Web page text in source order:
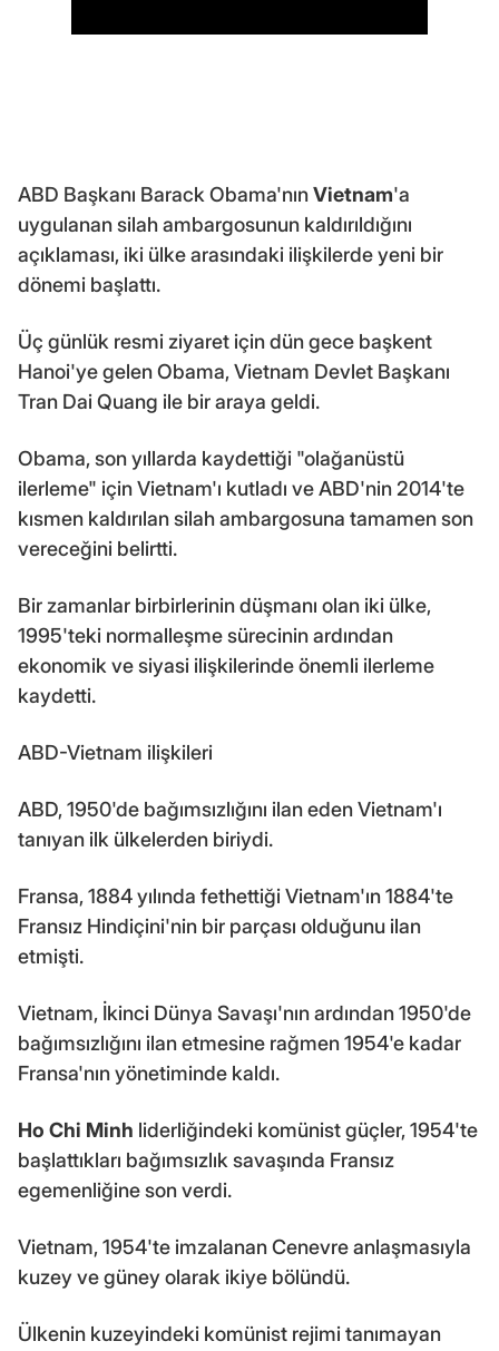
ABD Başkanı Barack Obama'nınVietnam'a
uygulanan silah ambargosunun kaldırıldığını
açıklaması, iki ülke arasındaki ilişkilerde yeni bir
dönemi başlattı.
Üç günlük resmi ziyaret için dün gece başkent
Hanoi'ye gelen Obama, Vietnam Devlet Başkanı
Tran Dai Quang ile bir araya geldi.
Obama, son yıllarda kaydettiği "olağanüstü
ilerleme" için Vietnam'ı kutladı ve ABD'nin 2014'te
kısmen kaldırılan silah ambargosuna tamamen son
vereceğini belirtti.
Bir zamanlar birbirlerinin düşmanı olan iki ülke,
1995'teki normalleşme sürecinin ardından
ekonomik ve siyasi ilişkilerinde önemli ilerleme
kaydetti.
ABD-Vietnam ilişkileri
ABD, 1950'de bağımsızlığını ilan eden Vietnam'ı
tanıyan ilk ülkelerden biriydi.
Fransa, 1884 yılında fethettiği Vietnam'ın 1884'te
Fransız Hindiçini'nin bir parçası olduğunu ilan
etmişti.
Vietnam, İkinci Dünya Savaşı'nın ardından 1950'de
bağımsızlığını ilan etmesine rağmen 1954'e kadar
Fransa'nın yönetiminde kaldı.
Ho Chi Minh liderliğindeki komünist güçler, 1954'te
başlattıkları bağımsızlık savaşında Fransız
egemenliğine son verdi.
Vietnam, 1954'te imzalanan Cenevre anlaşmasıyla
kuzey ve güney olarak ikiye bölündü.
Ülkenin kuzeyindeki komünist rejimi tanımayan